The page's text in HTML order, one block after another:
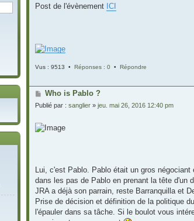
Post de l'évènement ICI
Vus : 9513 • Réponses : 0 • Répondre
Who is Pablo ?
Publié par : sanglier » jeu. mai 26, 2016 12:40 pm
Lui, c'est Pablo. Pablo était un gros
dans les pas de Pablo en prenant la tête d'un
JRA a déjà son parrain, reste Barranquilla et
Prise de décision et définition de la politique
l'épauler dans sa tâche. Si le boulot vous